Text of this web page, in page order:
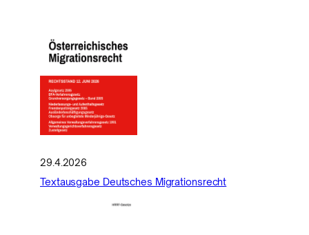
29.4.2026
Textausgabe Deutsches Migrationsrecht